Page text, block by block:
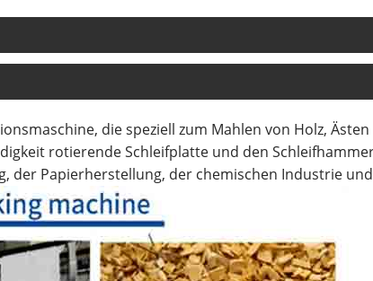
die speziell zum Mahlen von Holz,
rotierende Schleifplatte und den
der Papierherstellung, der chemischen Industrie